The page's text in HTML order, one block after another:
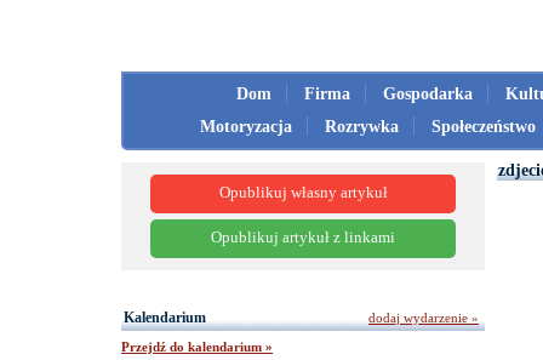
Dom Firma Gospodarka
Motoryzacja
Rozrywka Społeczeństwo
Opublikuj własny artykuł
Opublikuj artykuł z linkami
Kalendarium
Przejdź do kalendarium »
dodaj wydarzenie »